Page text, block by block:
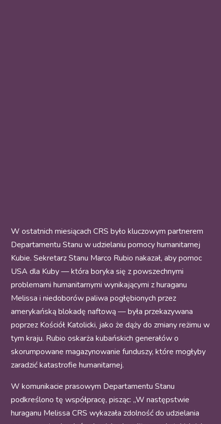
W ostatnich miesiącach CRS było kluczowym partnerem
Departamentu Stanu w udzielaniu pomocy humanitarnej
Kubie. Sekretarz Stanu Marco Rubio nakazał, aby pomoc
USA dla Kuby — która boryka się z powszechnymi
problemami humanitarnymi wynikającymi z huraganu
Melissa i niedoborów paliwa pogłębionych przez
amerykańską blokadę naftową — była przekazywana
poprzez Kościół Katolicki, jako że dąży do zmiany reżimu w
tym kraju. Rubio oskarża kubańskich generałów o
skorumpowane magazynowanie funduszy, które mogłyby
zaradzić katastrofie humanitarnej.
W komunikacie prasowym Departamentu Stanu
podkreślono tę współpracę, pisząc: „W następstwie
huraganu Melissa CRS wykazała zdolność do udzielania